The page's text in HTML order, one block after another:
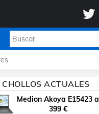
CHOLLOS ACTUALES
Medion Akoya E15423 a
399 €